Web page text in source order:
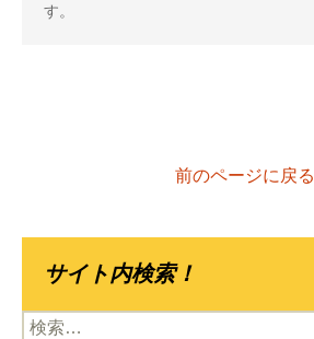
す。
前のページに戻る
サイト内検索！
検